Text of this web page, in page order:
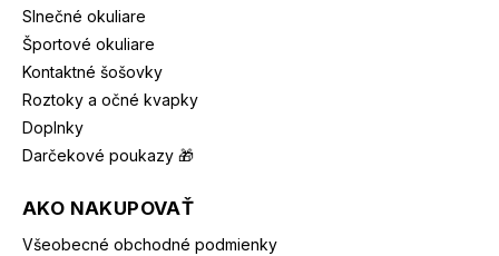
Slnečné okuliare
Športové okuliare
Kontaktné šošovky
Roztoky a očné kvapky
Doplnky
Darčekové poukazy 🎁
AKO NAKUPOVAŤ
Všeobecné obchodné podmienky